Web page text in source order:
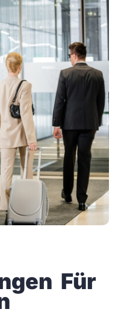
Für